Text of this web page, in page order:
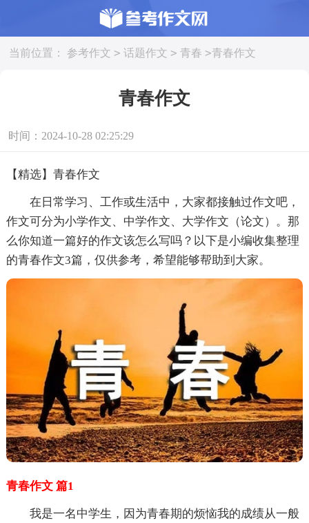
当前位置： 参考作文 > 话题作文 > 青春 >青春作文
青春作文
时间：2024-10-28 02:25:29
【精选】青春作文
在日常学习、工作或生活中，大家都接触过作文吧，
作文可分为小学作文、中学作文、大学作文（论文）。那
么你知道一篇好的作文该怎么写吗？以下是小编收集整理
的青春作文3篇，仅供参考，希望能够帮助到大家。
青春作文 篇1
我是一名中学生，因为青春期的烦恼我的成绩从一般